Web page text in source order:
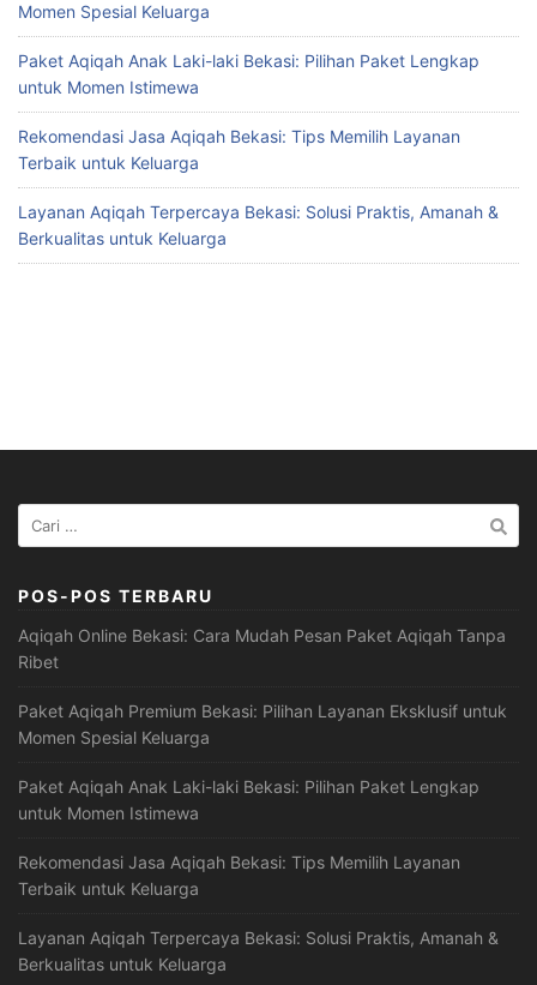
Momen Spesial Keluarga
Paket Aqiqah Anak Laki-laki Bekasi: Pilihan Paket Lengkap
untuk Momen Istimewa
Rekomendasi Jasa Aqiqah Bekasi: Tips Memilih Layanan
Terbaik untuk Keluarga
Layanan Aqiqah Terpercaya Bekasi: Solusi Praktis, Amanah &
Berkualitas untuk Keluarga
Cari
untuk:
POS-POS TERBARU
Aqiqah Online Bekasi: Cara Mudah Pesan Paket Aqiqah Tanpa
Ribet
Paket Aqiqah Premium Bekasi: Pilihan Layanan Eksklusif untuk
Momen Spesial Keluarga
Paket Aqiqah Anak Laki-laki Bekasi: Pilihan Paket Lengkap
untuk Momen Istimewa
Rekomendasi Jasa Aqiqah Bekasi: Tips Memilih Layanan
Terbaik untuk Keluarga
Layanan Aqiqah Terpercaya Bekasi: Solusi Praktis, Amanah &
Berkualitas untuk Keluarga